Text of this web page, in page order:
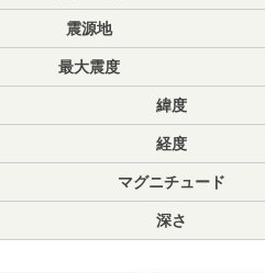
震源地
最大震度
緯度
経度
マグニチュード
深さ